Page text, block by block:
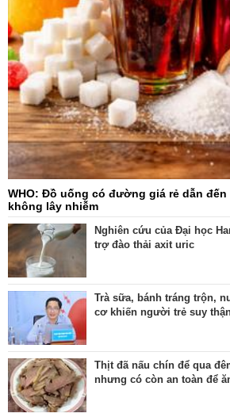
WHO: Đồ uống có đường giá rẻ dẫn
không lây nhiễm
Nghiên cứu của Đại học
trợ đào thải axit uric
Trà sữa, bánh tráng trộn,
cơ khiến người trẻ suy
Thịt đã nấu chín để qua
nhưng có còn an toàn để